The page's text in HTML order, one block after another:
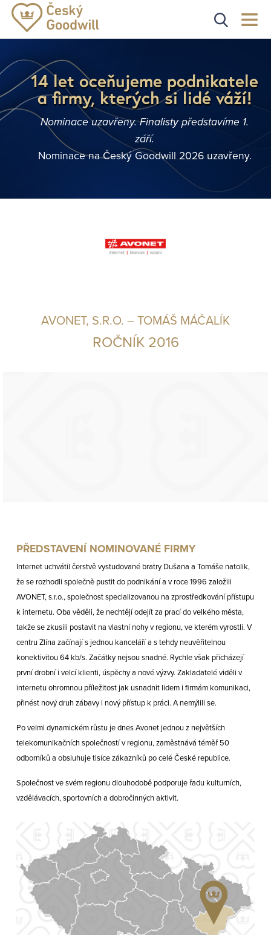
14 let oceňujeme podnikatele
a firmy, kterých si lidé váží!
Nominace uzavřeny. Finalisty představíme 1.
září.
Nominace na Český Goodwill 2026 uzavřeny.
AVONET, S.R.O. – TOMÁŠ MÁČALÍK
ROČNÍK 2016
PŘEDSTAVENÍ NOMINOVANÉ FIRMY
Internet uchvátil čerstvě vystudované bratry Dušana a Tomáše natolik,
že se rozhodli společně pustit do podnikání a v roce 1996 založili
AVONET, s.r.o., společnost specializovanou na zprostředkování přístupu
k internetu. Oba věděli, že nechtějí odejít za prací do velkého města,
takže se zkusili postavit na vlastní nohy v regionu, ve kterém vyrostli. V
centru Zlína začínají s jednou kanceláří a s tehdy neuvěřitelnou
konektivitou 64 kb/s. Začátky nejsou snadné. Rychle však přicházejí
první drobní i velcí klienti, úspěchy a nové výzvy. Zakladatelé viděli v
internetu ohromnou příležitost jak usnadnit lidem i firmám komunikaci,
přinést nový druh zábavy i nový přístup k práci. A nemýlili se.
Po velmi dynamickém růstu je dnes Avonet jednou z největších
telekomunikačních společností v regionu, zaměstnává téměř 50
odborníků a obsluhuje tisíce zákazníků po celé České republice.
Společnost ve svém regionu dlouhodobě podporuje řadu kulturních,
vzdělávacích, sportovních a dobročinných aktivit.